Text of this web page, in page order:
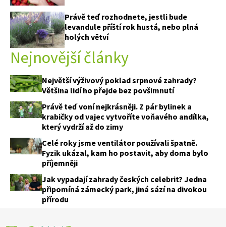
Právě teď rozhodnete, jestli bude
levandule příští rok hustá, nebo plná
holých větví
Nejnovější články
Největší výživový poklad srpnové zahrady?
Většina lidí ho přejde bez povšimnutí
Právě teď voní nejkrásněji. Z pár bylinek a
krabičky od vajec vytvoříte voňavého andílka,
který vydrží až do zimy
Celé roky jsme ventilátor používali špatně.
Fyzik ukázal, kam ho postavit, aby doma bylo
příjemněji
Jak vypadají zahrady českých celebrit? Jedna
připomíná zámecký park, jiná sází na divokou
přírodu